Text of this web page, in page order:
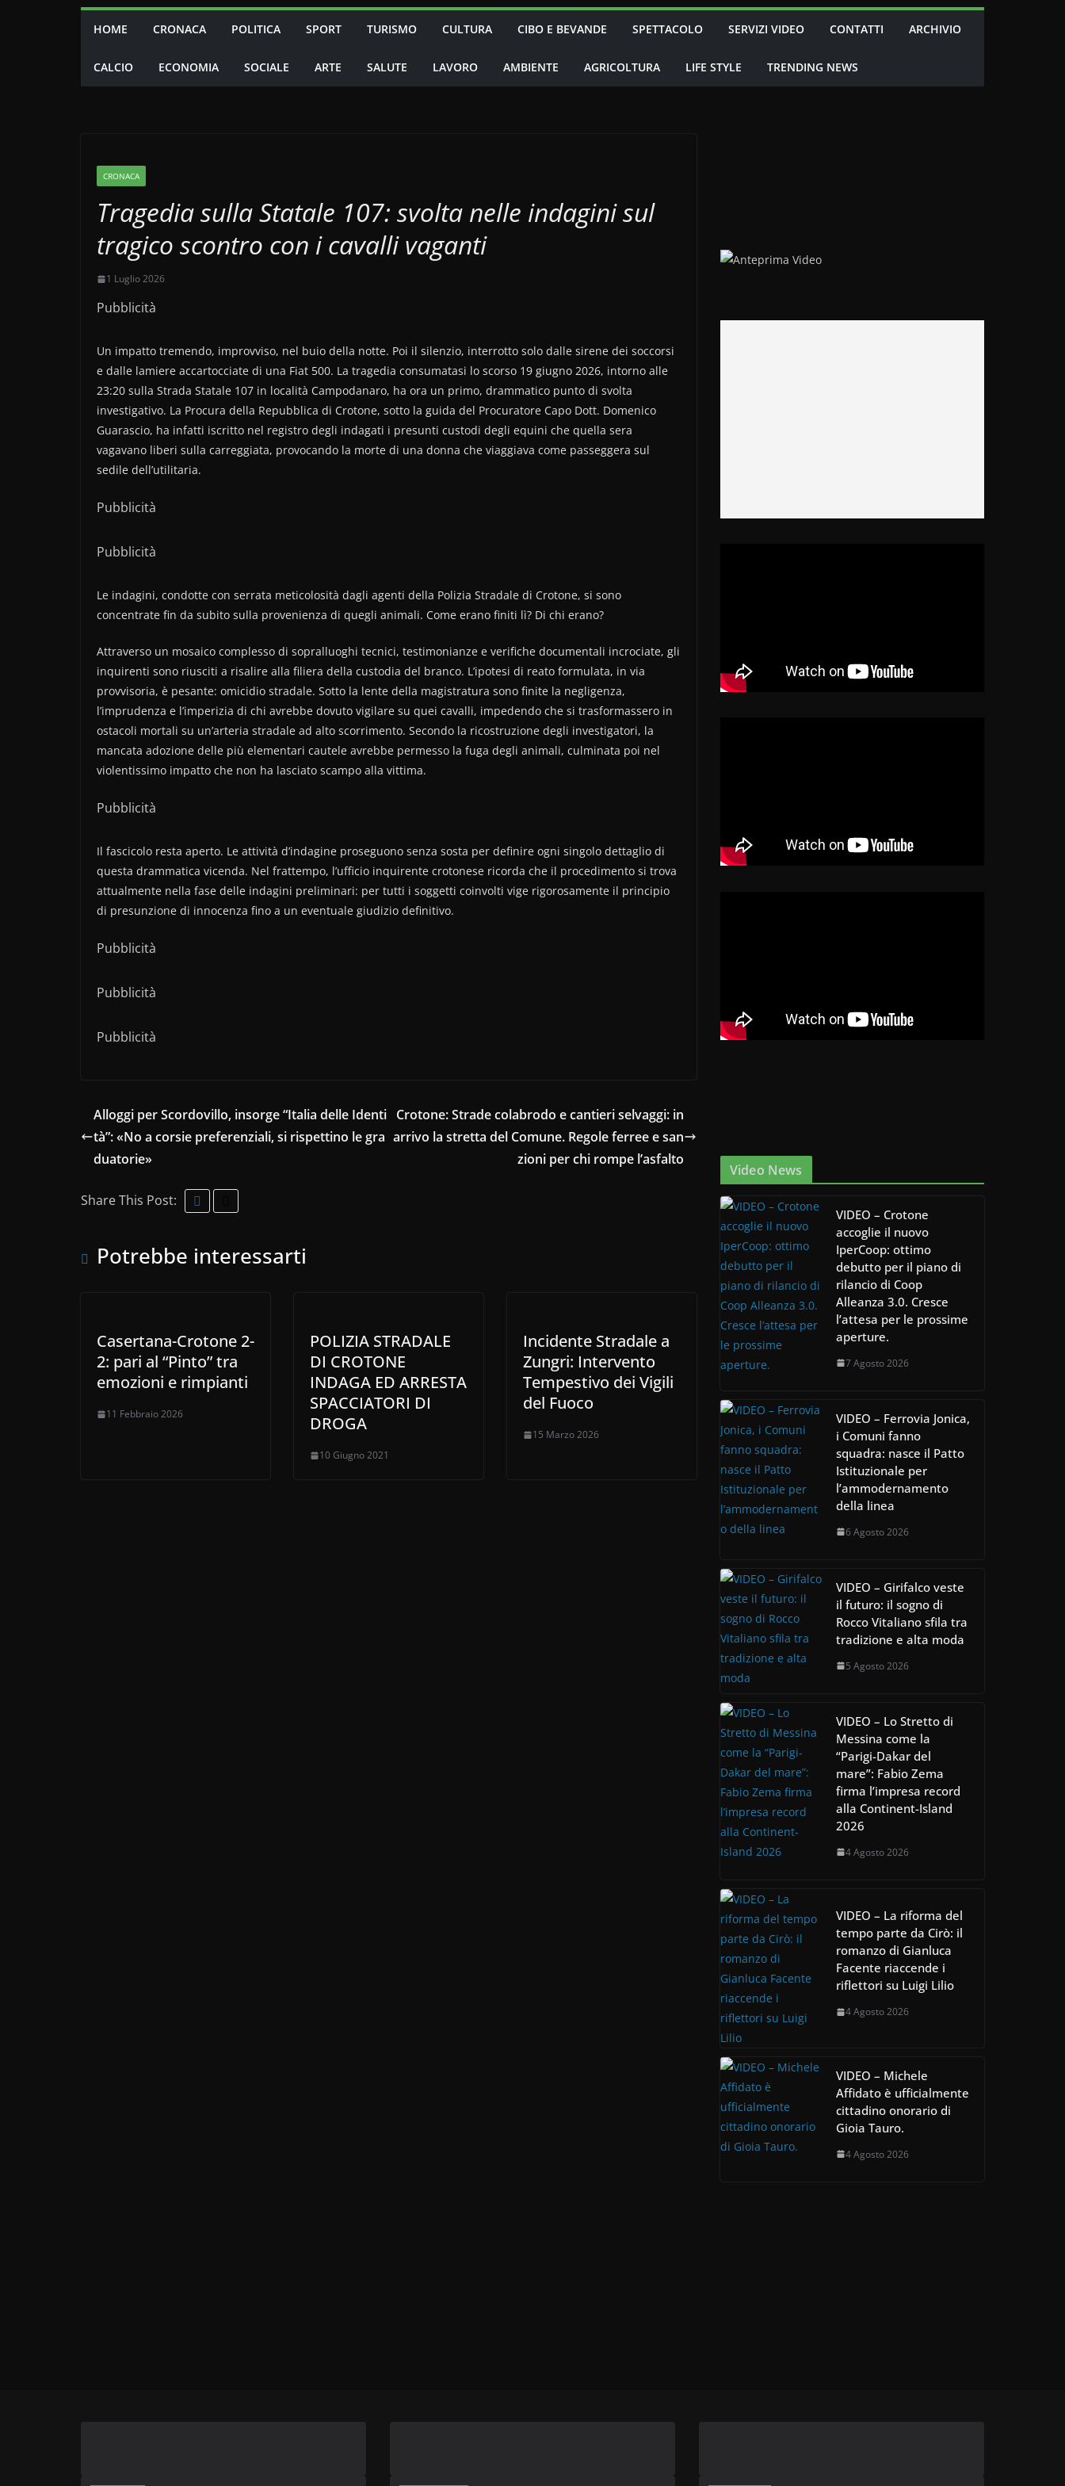
HOME CRONACA POLITICA SPORT TURISMO CULTURA CIBO E BEVANDE SPETTACOLO SERVIZI VIDEO CONTATTI ARCHIVIO
CALCIO ECONOMIA SOCIALE ARTE SALUTE LAVORO AMBIENTE AGRICOLTURA LIFE STYLE TRENDING NEWS
CRONACA
Tragedia sulla Statale 107: svolta nelle indagini sul
tragico scontro con i cavalli vaganti
1 Luglio 2026
Pubblicità
Un impatto tremendo, improvviso, nel buio della notte. Poi il silenzio, interrotto solo dalle sirene dei soccorsi
e dalle lamiere accartocciate di una Fiat 500. La tragedia consumatasi lo scorso 19 giugno 2026, intorno alle
23:20 sulla Strada Statale 107 in località Campodanaro, ha ora un primo, drammatico punto di svolta
investigativo. La Procura della Repubblica di Crotone, sotto la guida del Procuratore Capo Dott. Domenico
Guarascio, ha infatti iscritto nel registro degli indagati i presunti custodi degli equini che quella sera
vagavano liberi sulla carreggiata, provocando la morte di una donna che viaggiava come passeggera sul
sedile dell’utilitaria.
Pubblicità
Pubblicità
Le indagini, condotte con serrata meticolosità dagli agenti della Polizia Stradale di Crotone, si sono
concentrate fin da subito sulla provenienza di quegli animali. Come erano finiti lì? Di chi erano?
Attraverso un mosaico complesso di sopralluoghi tecnici, testimonianze e verifiche documentali incrociate, gli
inquirenti sono riusciti a risalire alla filiera della custodia del branco. L’ipotesi di reato formulata, in via
provvisoria, è pesante: omicidio stradale. Sotto la lente della magistratura sono finite la negligenza,
l’imprudenza e l’imperizia di chi avrebbe dovuto vigilare su quei cavalli, impedendo che si trasformassero in
ostacoli mortali su un’arteria stradale ad alto scorrimento. Secondo la ricostruzione degli investigatori, la
mancata adozione delle più elementari cautele avrebbe permesso la fuga degli animali, culminata poi nel
violentissimo impatto che non ha lasciato scampo alla vittima.
Pubblicità
Il fascicolo resta aperto. Le attività d’indagine proseguono senza sosta per definire ogni singolo dettaglio di
questa drammatica vicenda. Nel frattempo, l’ufficio inquirente crotonese ricorda che il procedimento si trova
attualmente nella fase delle indagini preliminari: per tutti i soggetti coinvolti vige rigorosamente il principio
di presunzione di innocenza fino a un eventuale giudizio definitivo.
Pubblicità
Pubblicità
Pubblicità
Alloggi per Scordovillo, insorge “Italia delle Identi
tà”: «No a corsie preferenziali, si rispettino le gra
duatorie»
Crotone: Strade colabrodo e cantieri selvaggi: in
arrivo la stretta del Comune. Regole ferree e san
zioni per chi rompe l’asfalto
Share This Post:
Potrebbe interessarti
Casertana-Crotone 2-
2: pari al “Pinto” tra
emozioni e rimpianti
11 Febbraio 2026
POLIZIA STRADALE
DI CROTONE
INDAGA ED ARRESTA
SPACCIATORI DI
DROGA
10 Giugno 2021
Incidente Stradale a
Zungri: Intervento
Tempestivo dei Vigili
del Fuoco
15 Marzo 2026
Video News
VIDEO – Crotone
accoglie il nuovo
IperCoop: ottimo
debutto per il piano di
rilancio di Coop
Alleanza 3.0. Cresce
l’attesa per le prossime
aperture.
7 Agosto 2026
VIDEO – Ferrovia Jonica,
i Comuni fanno
squadra: nasce il Patto
Istituzionale per
l’ammodernamento
della linea
6 Agosto 2026
VIDEO – Girifalco veste
il futuro: il sogno di
Rocco Vitaliano sfila tra
tradizione e alta moda
5 Agosto 2026
VIDEO – Lo Stretto di
Messina come la
“Parigi-Dakar del
mare”: Fabio Zema
firma l’impresa record
alla Continent-Island
2026
4 Agosto 2026
VIDEO – La riforma del
tempo parte da Cirò: il
romanzo di Gianluca
Facente riaccende i
riflettori su Luigi Lilio
4 Agosto 2026
VIDEO – Michele
Affidato è ufficialmente
cittadino onorario di
Gioia Tauro.
4 Agosto 2026